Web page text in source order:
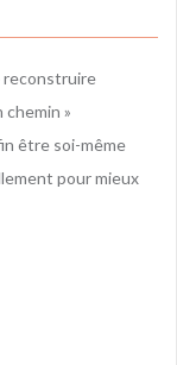
reconstruire
chemin »
être soi-même
pour mieux